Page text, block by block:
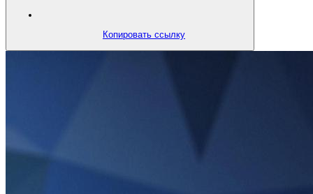
Копировать ссылку